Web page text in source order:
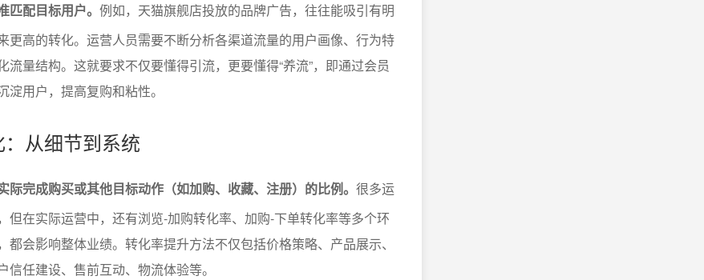
配目标用户。 例如，天猫旗舰店投放的品牌广告，往往能吸引有明
更高的转化。运营人员需要不断分析各渠道流量的用户画像、行为特
流量结构。这就要求不仅要懂得引流，更要懂得“养流”，即通过会员
用户，提高复购和粘性。
从细节到系统
际完成购买或其他目标动作（如加购、收藏、注册）的比例。 很多运
但在实际运营中，还有浏览-加购转化率、加购-下单转化率等多个环
都会影响整体业绩。转化率提升方法不仅包括价格策略、产品展示、
信任建设、售前互动、物流体验等。